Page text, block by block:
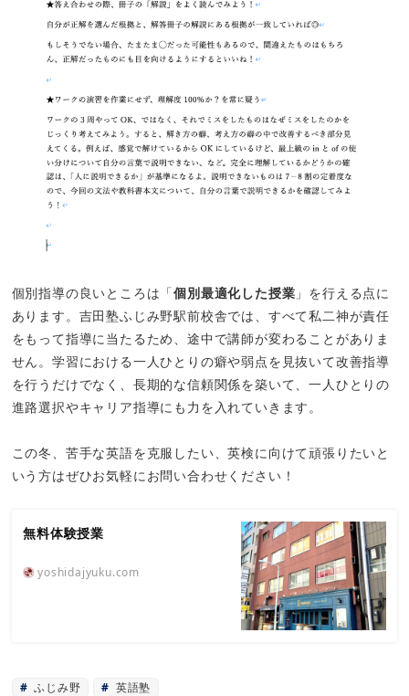
個別指導の良いところは「個別最適化した授業 」を行える点に
あります。吉田塾ふじみ野駅前校舎では、すべて私二神が責任
をもって指導に当たるため、途中で講師が変わることがありま
せん。学習における一人ひとりの癖や弱点を見抜いて改善指導
を行うだけでなく、長期的な信頼関係を築いて、一人ひとりの
進路選択やキャリア指導にも力を入れていきます。
この冬、苦手な英語を克服したい、英検に向けて頑張りたいと
いう方はぜひお気軽にお問い合わせください！
無料体験授業
yoshidajyuku.com
ふじみ野 英語塾